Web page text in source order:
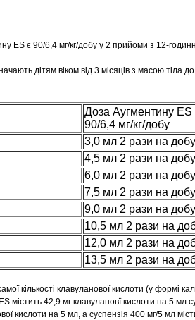
ES є 90/6,4 мг/кг/добу у 2 прийоми з 12-
дітям віком від 3 місяців з масою тіла до
Доза Аугментину
90/6,4 мг/кг/добу
3,0 мл 2 рази на добу
4,5 мл 2 рази на добу
6,0 мл 2 рази на добу
7,5 мл 2 рази на добу
9,0 мл 2 рази на добу
10,5 мл 2 рази на
12,0 мл 2 рази на
13,5 мл 2 рази на
кількості клавуланової кислоти (у формі
містить 42,9 мг клавулановї кислоти на 5 мл
кислоти на 5 мл, а суспензія 400 мг/5 мл